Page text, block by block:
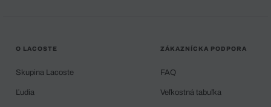
O LACOSTE
Skupina Lacoste
Ľudia
ZÁKAZNÍCKA PODPORA
FAQ
Veľkostná tabuľka